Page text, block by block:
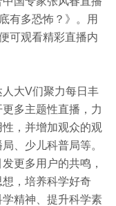
有多恐怖？》。用
可观看精彩直播内
大V们聚力每日丰
多主题性直播，力
，并增加观众的观
、少儿科普局等。
更多用户的共鸣，
，培养科学好奇
精神、提升科学素